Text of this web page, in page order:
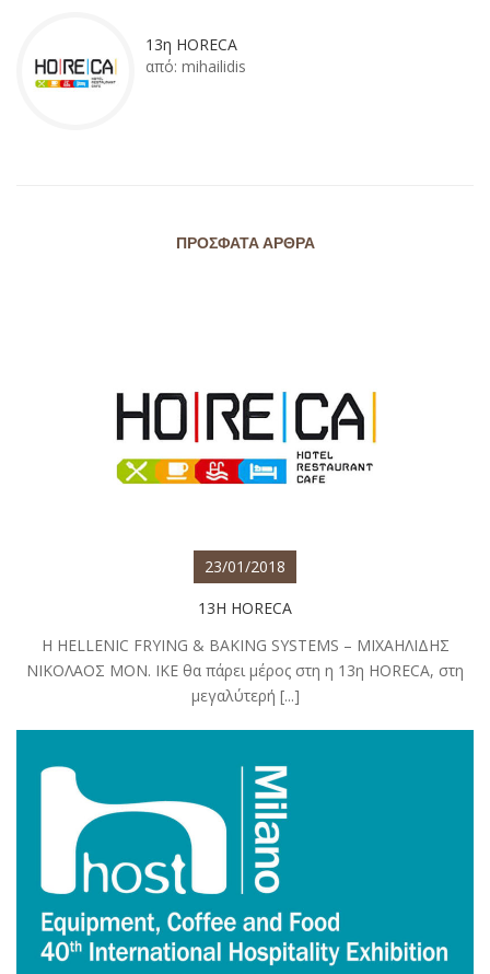
13η HORECA
από: mihailidis
ΠΡΌΣΦΑΤΑ ΆΡΘΡΑ
23/01/2018
13Η HORECA
Η HELLENIC FRYING & BAKING SYSTEMS – ΜΙΧΑΗΛΙΔΗΣ
ΝΙΚΟΛΑΟΣ ΜΟΝ. ΙΚΕ θα πάρει μέρος στη η 13η HORECA, στη
μεγαλύτερή [...]